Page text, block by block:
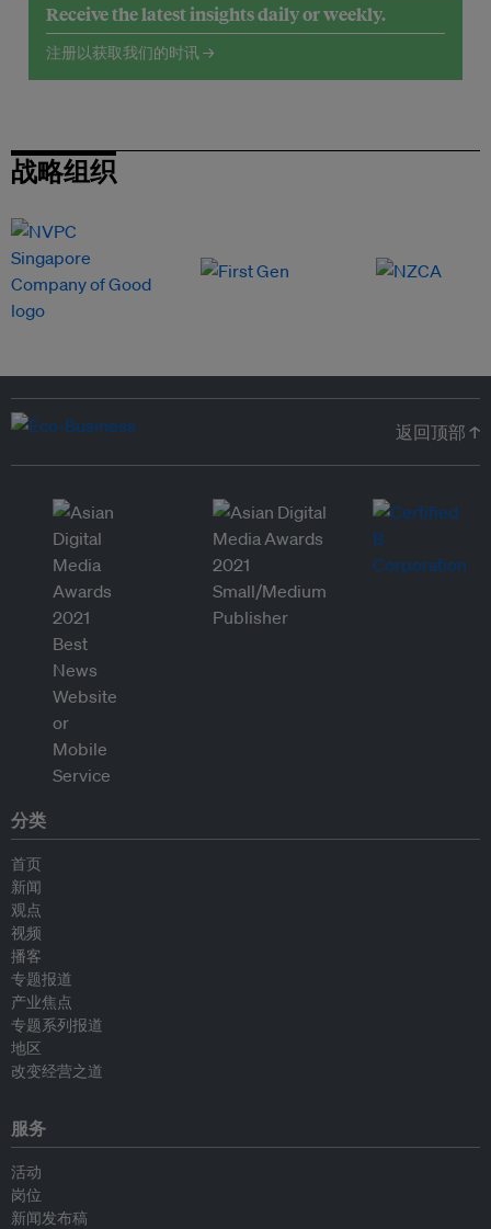
Receive the latest insights daily or weekly.
注册以获取我们的时讯 →
战略组织
返回顶部 ↑
分类
首页
新闻
观点
视频
播客
专题报道
产业焦点
专题系列报道
地区
改变经营之道
服务
活动
岗位
新闻发布稿